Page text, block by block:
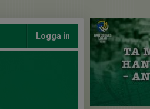
Logga in